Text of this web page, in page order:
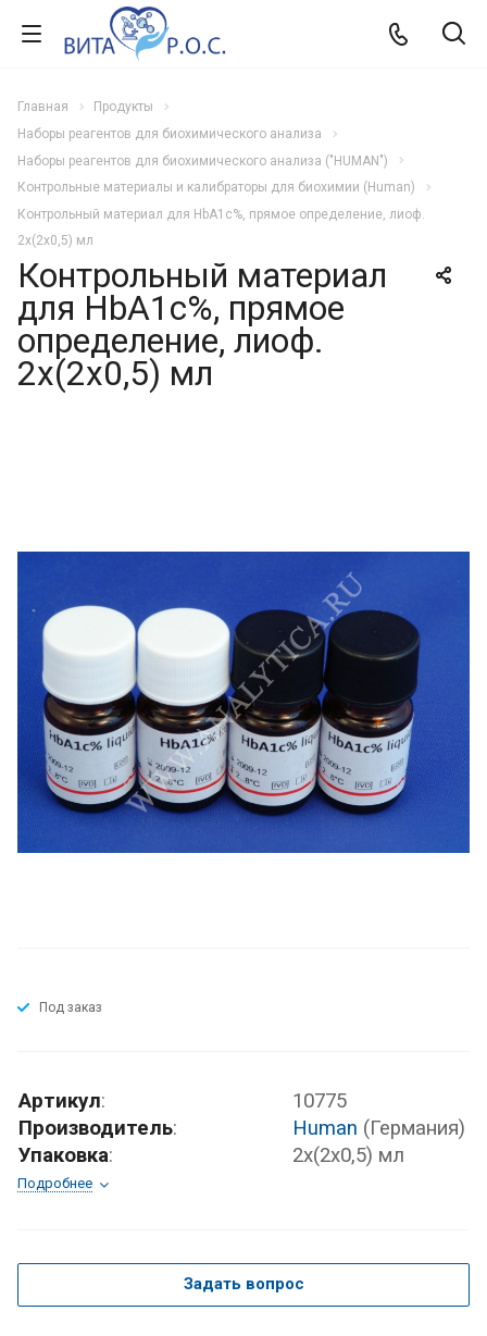
Главная
Продукты
Наборы реагентов для биохимического анализа
Наборы реагентов для биохимического анализа ("HUMAN")
Контрольные материалы и калибраторы для биохимии (Human)
Контрольный материал для HbA1с%, прямое определение, лиоф.
2х(2х0,5) мл
Контрольный материал
для HbA1с%, прямое
определение, лиоф.
2х(2х0,5) мл
Под заказ
Артикул:
10775
Производитель: Human (Германия)
Упаковка: 2х(2х0,5) мл
Подробнее
Задать вопрос